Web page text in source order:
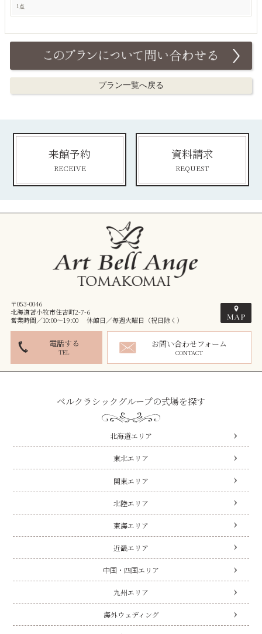
1点
プラン一覧へ戻る
来館予約
RECEIVE
資料請求
REQUEST
〒053-0046
北海道苫小牧市住吉町2-7-6
営業時間／10:00～19:00 休館日／毎週火曜日（祝日除く）
電話する
TEL
お問い合わせフォーム
CONTACT
ベルクラシックグループの式場を探す
北海道エリア
東北エリア
関東エリア
北陸エリア
東海エリア
近畿エリア
中国・四国エリア
九州エリア
海外ウェディング